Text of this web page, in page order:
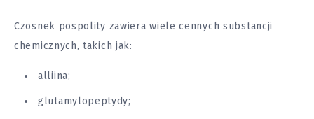
Czosnek pospolity zawiera wiele cennych substancji
chemicznych, takich jak:
alliina;
glutamylopeptydy;